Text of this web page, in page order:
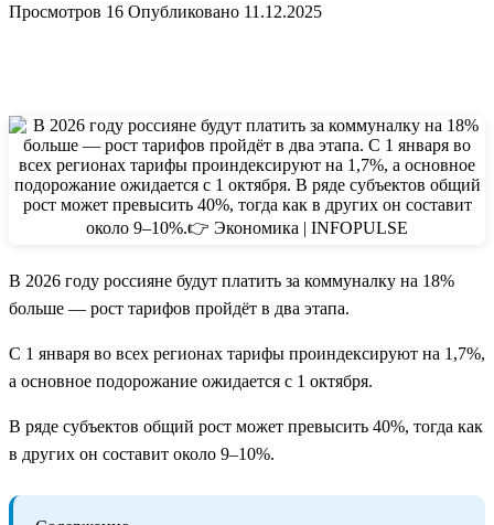
Просмотров 16 Опубликовано 11.12.2025
В 2026 году россияне будут платить за коммуналку на 18%
больше — рост тарифов пройдёт в два этапа.
С 1 января во всех регионах тарифы проиндексируют на 1,7%,
а основное подорожание ожидается с 1 октября.
В ряде субъектов общий рост может превысить 40%, тогда как
в других он составит около 9–10%.